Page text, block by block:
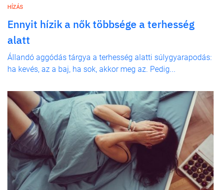
HÍZÁS
Ennyit hízik a nők többsége a terhesség
alatt
Állandó aggódás tárgya a terhesség alatti súlygyarapodás:
ha kevés, az a baj, ha sok, akkor meg az. Pedig...